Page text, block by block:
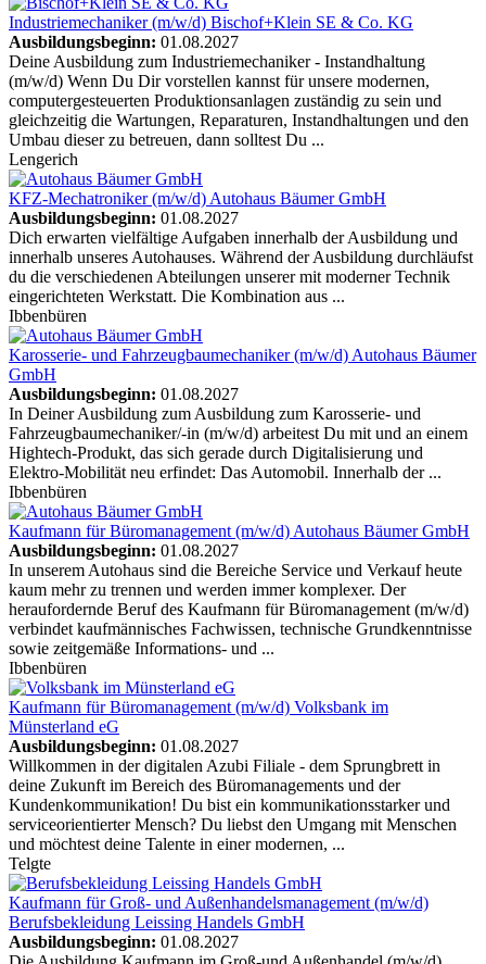
Industriemechaniker (m/w/d) Bischof+Klein SE & Co. KG
Ausbildungsbeginn: 01.08.2027
Deine Ausbildung zum Industriemechaniker - Instandhaltung
(m/w/d) Wenn Du Dir vorstellen kannst für unsere modernen,
computergesteuerten Produktionsanlagen zuständig zu sein und
gleichzeitig die Wartungen, Reparaturen, Instandhaltungen und den
Umbau dieser zu betreuen, dann solltest Du ...
Lengerich
KFZ-Mechatroniker (m/w/d) Autohaus Bäumer GmbH
Ausbildungsbeginn: 01.08.2027
Dich erwarten vielfältige Aufgaben innerhalb der Ausbildung und
innerhalb unseres Autohauses. Während der Ausbildung durchläufst
du die verschiedenen Abteilungen unserer mit moderner Technik
eingerichteten Werkstatt. Die Kombination aus ...
Ibbenbüren
Karosserie- und Fahrzeugbaumechaniker (m/w/d) Autohaus Bäumer
GmbH
Ausbildungsbeginn: 01.08.2027
In Deiner Ausbildung zum Ausbildung zum Karosserie- und
Fahrzeugbaumechaniker/-in (m/w/d) arbeitest Du mit und an einem
Hightech-Produkt, das sich gerade durch Digitalisierung und
Elektro-Mobilität neu erfindet: Das Automobil. Innerhalb der ...
Ibbenbüren
Kaufmann für Büromanagement (m/w/d) Autohaus Bäumer GmbH
Ausbildungsbeginn: 01.08.2027
In unserem Autohaus sind die Bereiche Service und Verkauf heute
kaum mehr zu trennen und werden immer komplexer. Der
heraufordernde Beruf des Kaufmann für Büromanagement (m/w/d)
verbindet kaufmännisches Fachwissen, technische Grundkenntnisse
sowie zeitgemäße Informations- und ...
Ibbenbüren
Kaufmann für Büromanagement (m/w/d) Volksbank im
Münsterland eG
Ausbildungsbeginn: 01.08.2027
Willkommen in der digitalen Azubi Filiale - dem Sprungbrett in
deine Zukunft im Bereich des Büromanagements und der
Kundenkommunikation! Du bist ein kommunikationsstarker und
serviceorientierter Mensch? Du liebst den Umgang mit Menschen
und möchtest deine Talente in einer modernen, ...
Telgte
Kaufmann für Groß- und Außenhandelsmanagement (m/w/d)
Berufsbekleidung Leissing Handels GmbH
Ausbildungsbeginn: 01.08.2027